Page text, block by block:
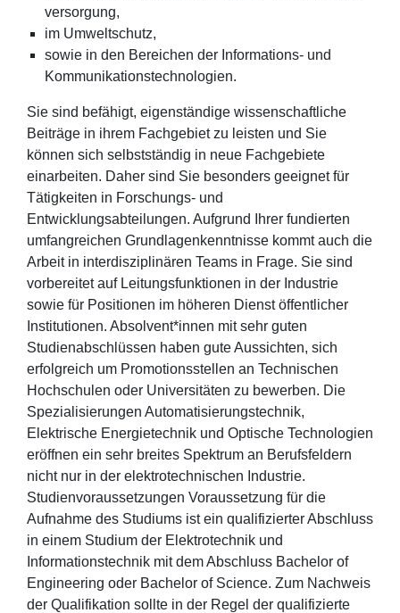
versorgung,
im Umweltschutz,
sowie in den Bereichen der Informations- und
Kommunikationstechnologien.
Sie sind befähigt, eigenständige wissenschaftliche
Beiträge in ihrem Fachgebiet zu leisten und Sie
können sich selbstständig in neue Fachgebiete
einarbeiten. Daher sind Sie besonders geeignet für
Tätigkeiten in Forschungs- und
Entwicklungsabteilungen. Aufgrund Ihrer fundierten
umfangreichen Grundlagenkenntnisse kommt auch die
Arbeit in interdisziplinären Teams in Frage. Sie sind
vorbereitet auf Leitungsfunktionen in der Industrie
sowie für Positionen im höheren Dienst öffentlicher
Institutionen. Absolvent*innen mit sehr guten
Studienabschlüssen haben gute Aussichten, sich
erfolgreich um Promotionsstellen an Technischen
Hochschulen oder Universitäten zu bewerben. Die
Spezialisierungen Automatisierungstechnik,
Elektrische Energietechnik und Optische Technologien
eröffnen ein sehr breites Spektrum an Berufsfeldern
nicht nur in der elektrotechnischen Industrie.
Studienvoraussetzungen Voraussetzung für die
Aufnahme des Studiums ist ein qualifizierter Abschluss
in einem Studium der Elektrotechnik und
Informationstechnik mit dem Abschluss Bachelor of
Engineering oder Bachelor of Science. Zum Nachweis
der Qualifikation sollte in der Regel der qualifizierte